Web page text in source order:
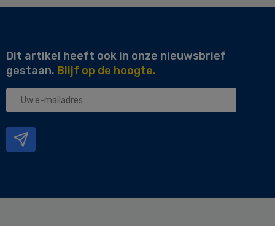
Dit artikel heeft ook in onze nieuwsbrief
gestaan. Blijf op de hoogte.
Uw